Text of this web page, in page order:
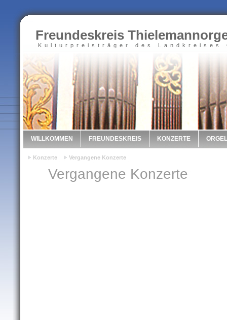
Freundeskreis
Kulturpreisträger des Landkreises
WILLKOMMEN FREUNDESKREIS KONZERTE ORGEL
Konzerte Vergangene Konzerte
Vergangene Konzerte